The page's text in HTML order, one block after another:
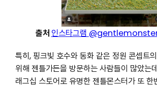
출처 인스타그램
특히, 핑크빛 호수와 동화 같은 정원 콘셉트
위해 젠틀가든을 방문하는 사람들이 많았는
래그십 스토어로 유명한 젠틀몬스터가 또 한